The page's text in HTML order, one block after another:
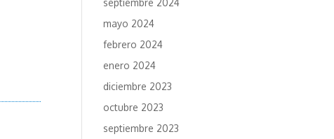
septiembre 2024
mayo 2024
febrero 2024
enero 2024
diciembre 2023
octubre 2023
septiembre 2023